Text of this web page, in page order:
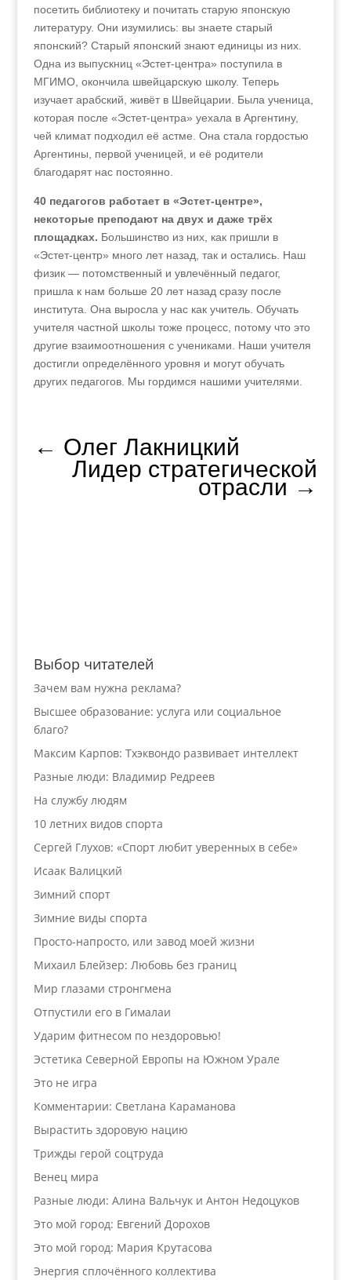
посетить библиотеку и почитать старую японскую
литературу. Они изумились: вы знаете старый
японский? Старый японский знают единицы из них.
Одна из выпускниц «Эстет-центра» поступила в
МГИМО, окончила швейцарскую школу. Теперь
изучает арабский, живёт в Швейцарии. Была ученица,
которая после «Эстет-центра» уехала в Аргентину,
чей климат подходил её астме. Она стала гордостью
Аргентины, первой ученицей, и её родители
благодарят нас постоянно.
40 педагогов работает в «Эстет-центре»,
некоторые преподают на двух и даже трёх
площадках. Большинство из них, как пришли в
«Эстет-центр» много лет назад, так и остались. Наш
физик — потомственный и увлечённый педагог,
пришла к нам больше 20 лет назад сразу после
института. Она выросла у нас как учитель. Обучать
учителя частной школы тоже процесс, потому что это
другие взаимоотношения с учениками. Наши учителя
достигли определённого уровня и могут обучать
других педагогов. Мы гордимся нашими учителями.
← Олег Лакницкий
Лидер стратегической
отрасли →
Выбор читателей
Зачем вам нужна реклама?
Высшее образование: услуга или социальное
благо?
Максим Карпов: Тхэквондо развивает интеллект
Разные люди: Владимир Редреев
На службу людям
10 летних видов спорта
Сергей Глухов: «Спорт любит уверенных в себе»
Исаак Валицкий
Зимний спорт
Зимние виды спорта
Просто-напросто, или завод моей жизни
Михаил Блейзер: Любовь без границ
Мир глазами стронгмена
Отпустили его в Гималаи
Ударим фитнесом по нездоровью!
Эстетика Северной Европы на Южном Урале
Это не игра
Комментарии: Светлана Караманова
Вырастить здоровую нацию
Трижды герой соцтруда
Венец мира
Разные люди: Алина Вальчук и Антон Недоцуков
Это мой город: Евгений Дорохов
Это мой город: Мария Крутасова
Энергия сплочённого коллектива